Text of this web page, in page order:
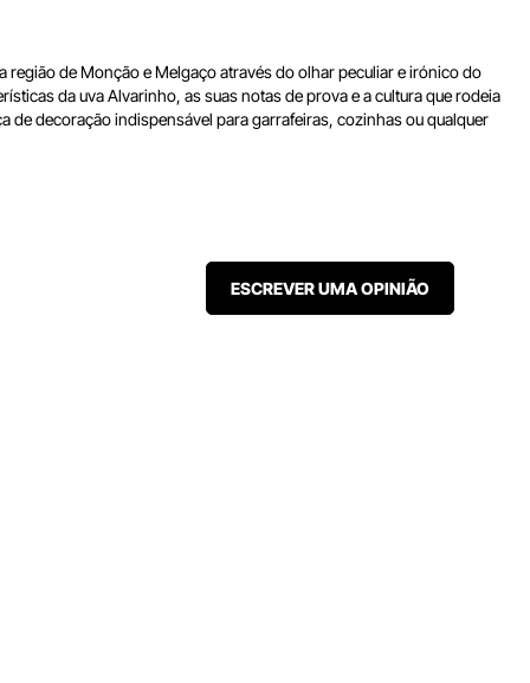
de Monção e Melgaço através do olhar peculiar e irónico do
da uva Alvarinho, as suas notas de prova e a cultura que rodeia
de decoração indispensável para garrafeiras, cozinhas ou qualquer
ESCREVER UMA OPINIÃO